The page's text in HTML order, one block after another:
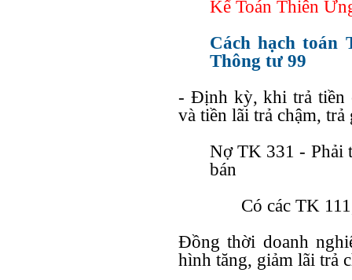
Kế Toán Thiên
Cách hạch toán
Thông tư 99
- Định kỳ, khi trả tiền
và tiền lãi trả chậm,
Nợ TK 331 - Phải
bán
Có các TK
Đồng thời doanh
hình tăng, giảm lãi trả